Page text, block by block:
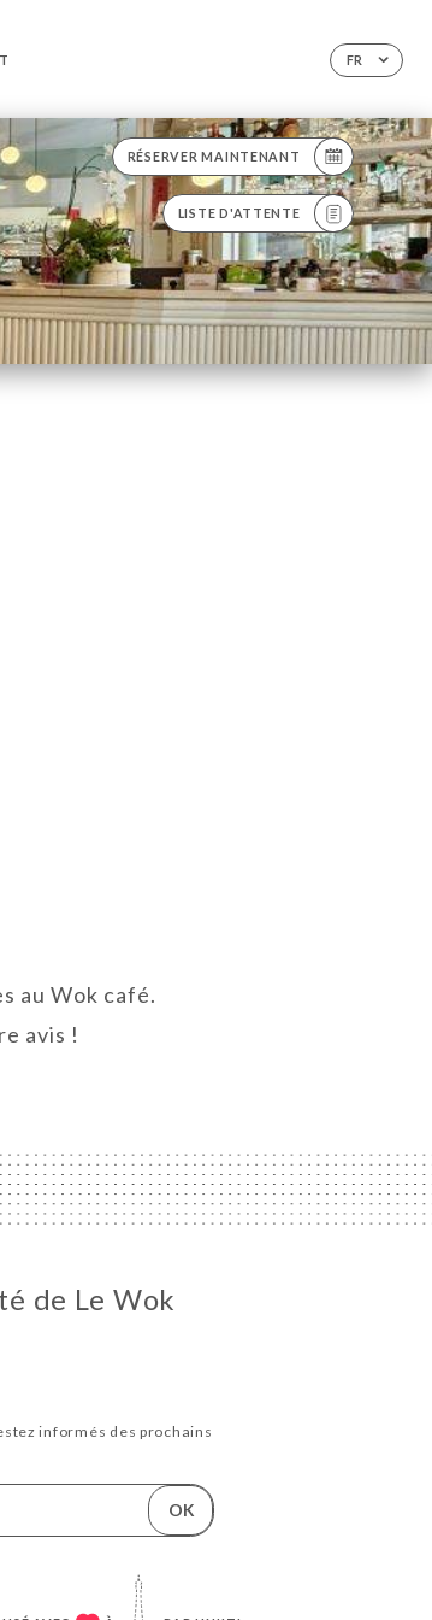
FR
RÉSERVER MAINTENANT
LISTE D'ATTENTE
au Wok café.
avis !
de Le Wok
informés des prochains
OK